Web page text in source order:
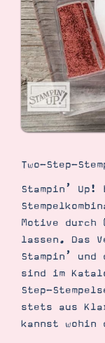
Two-Step-
Stampin’
Motive durch
lassen. Das
Stampin’ und
sind im
Step-
stets aus
kannst wohin